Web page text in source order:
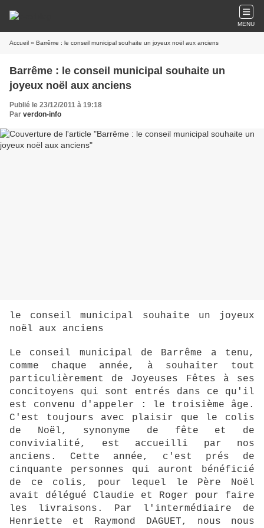
MENU
Accueil » Barrême : le conseil municipal souhaite un joyeux noël aux anciens
Barrême : le conseil municipal souhaite un
joyeux noël aux anciens
Publié le 23/12/2011 à 19:18
Par verdon-info
le conseil municipal souhaite un joyeux
noël aux anciens
Le conseil municipal de Barrême a tenu,
comme chaque année, à souhaiter tout
particulièrement de Joyeuses Fêtes à ses
concitoyens qui sont entrés dans ce qu'il
est convenu d'appeler : le troisième âge.
C'est toujours avec plaisir que le colis
de Noël, synonyme de fête et de
convivialité, est accueilli par nos
anciens. Cette année, c'est prés de
cinquante personnes qui auront bénéficié
de ce colis, pour lequel le Père Noël
avait délégué Claudie et Roger pour faire
les livraisons. Par l'intermédiaire de
Henriette et Raymond DAGUET, nous nous